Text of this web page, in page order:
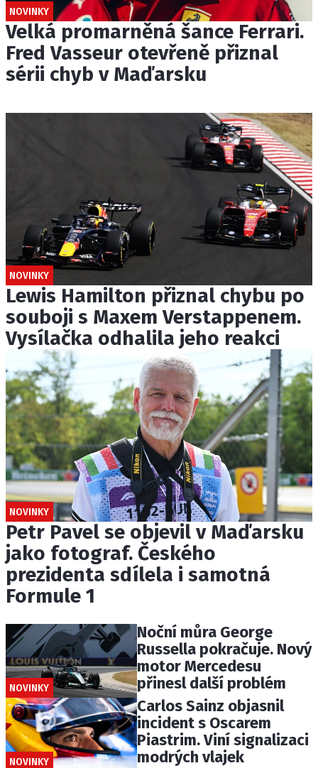
NOVINKY
Velká promarněná šance Ferrari.
Fred Vasseur otevřeně přiznal
sérii chyb v Maďarsku
NOVINKY
Lewis Hamilton přiznal chybu po
souboji s Maxem Verstappenem.
Vysílačka odhalila jeho reakci
NOVINKY
Petr Pavel se objevil v Maďarsku
jako fotograf. Českého
prezidenta sdílela i samotná
Formule 1
NOVINKY
Noční můra George
Russella pokračuje. Nový
motor Mercedesu
přinesl další problém
NOVINKY
Carlos Sainz objasnil
incident s Oscarem
Piastrim. Viní signalizaci
modrých vlajek